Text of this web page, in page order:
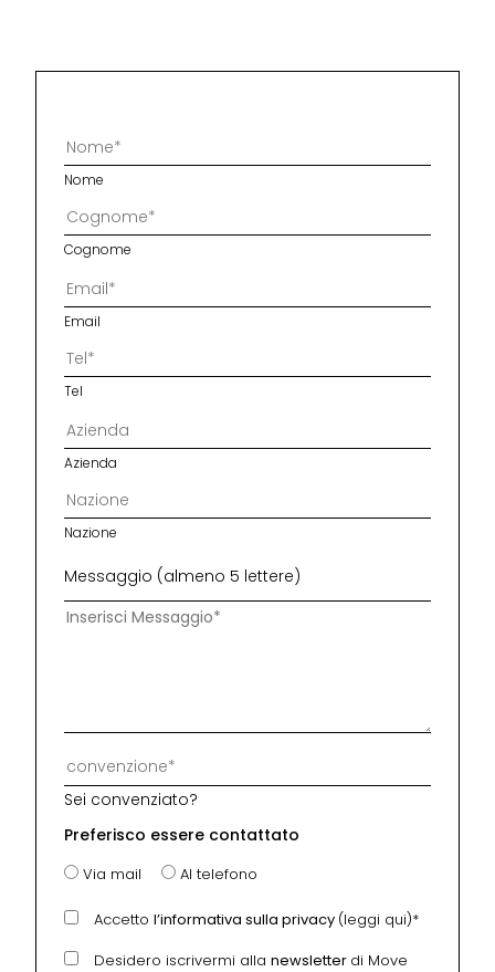
Nome
Cognome
Email
Tel
Azienda
Nazione
Messaggio (almeno 5 lettere)
Sei convenziato?
Preferisco essere contattato
Via mail Al telefono
Accetto l’informativa sulla privacy (leggi qui)*
Desidero iscrivermi alla newsletter di Move